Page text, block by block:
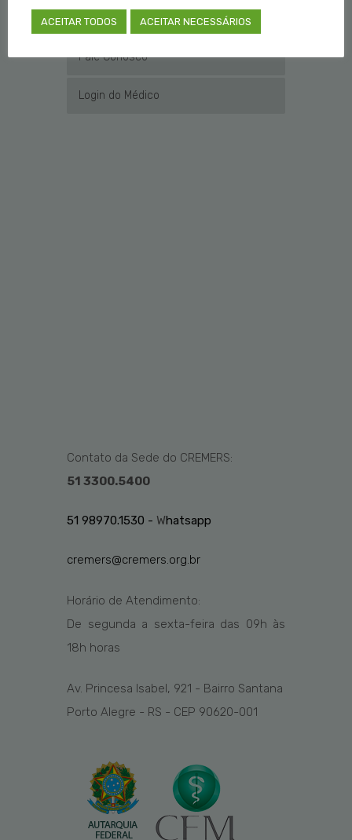
Educação Médica
Fale Conosco
Login do Médico
Contato da Sede do CREMERS:
51 3300.5400
51 98970.1530 - Whatsapp
cremers@cremers.org.br
Horário de Atendimento:
De segunda a sexta-feira das 09h às
18h horas
Av. Princesa Isabel, 921 - Bairro Santana
Porto Alegre - RS - CEP 90620-001
ACEITAR TODOS ACEITAR NECESSÁRIOS